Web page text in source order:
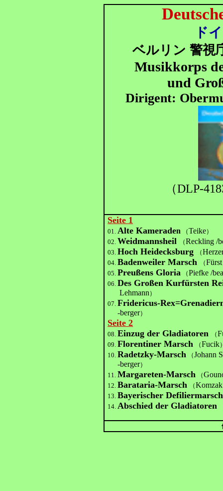
ド
ベルリン 警視
Musikkorps
und
Dirigent:
（DLP-
Seite 1
01.Alte Kameraden （Teike）
02. Weidmannsheil （Reckling /
03.Hoch Heidecksburg （
04.Badenweiler Marsch （Fürst
05.Preußens Gloria （Piefke /
06. Des Großen Kurfürsten
Lehmann ）
07.Fridericus-
-berger）
Seite 2
08.Einzug der Gladiatoren （
09.Florentiner Marsch （Fucik
10.Radetzky-Marsch （Johann
-berger）
11.Margareten-Marsch （
12.Barataria-Marsch （
13.Bayerischer Defiliermarsch
14.Abschied der Gladiatoren